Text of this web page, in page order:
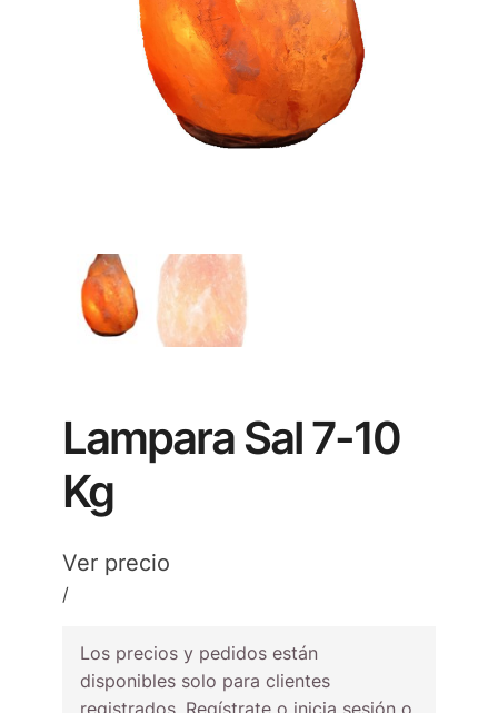
Lampara Sal 7-10
Kg
Ver precio
/
Los precios y pedidos están
disponibles solo para clientes